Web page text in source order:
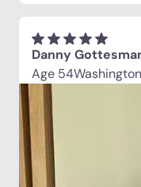
cerebro y la
semana, noté
fuerza como en mi
mucho tiempo,
genuinamente
Danny
Age 54Washington